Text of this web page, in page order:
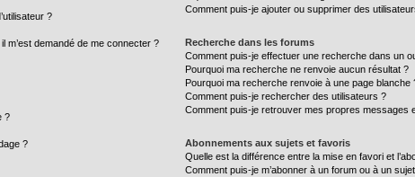
?
m’est demandé de me connecter ?
?
?
Comment puis-je ajouter ou supprimer des
Recherche dans les forums
Comment puis-je effectuer une recherche dans un
Pourquoi ma recherche ne renvoie aucun résultat ?
Pourquoi ma recherche renvoie à une page blanche
Comment puis-je rechercher des utilisateurs ?
Comment puis-je retrouver mes propres messages
Abonnements aux sujets et favoris
Quelle est la différence entre la mise en favori et
Comment puis-je m’abonner à un forum ou à un